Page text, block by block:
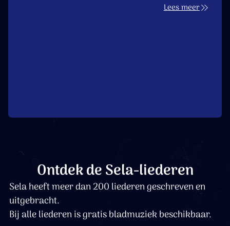
Lees meer
Ontdek de Sela-liederen
Sela heeft meer dan 200 liederen geschreven en
uitgebracht.
Bij alle liederen is gratis bladmuziek beschikbaar.